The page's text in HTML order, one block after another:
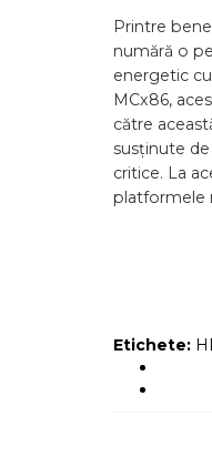
Printre
numără o
energetic
MCx86,
către
susținute
critice. La
platformele
Etichete: